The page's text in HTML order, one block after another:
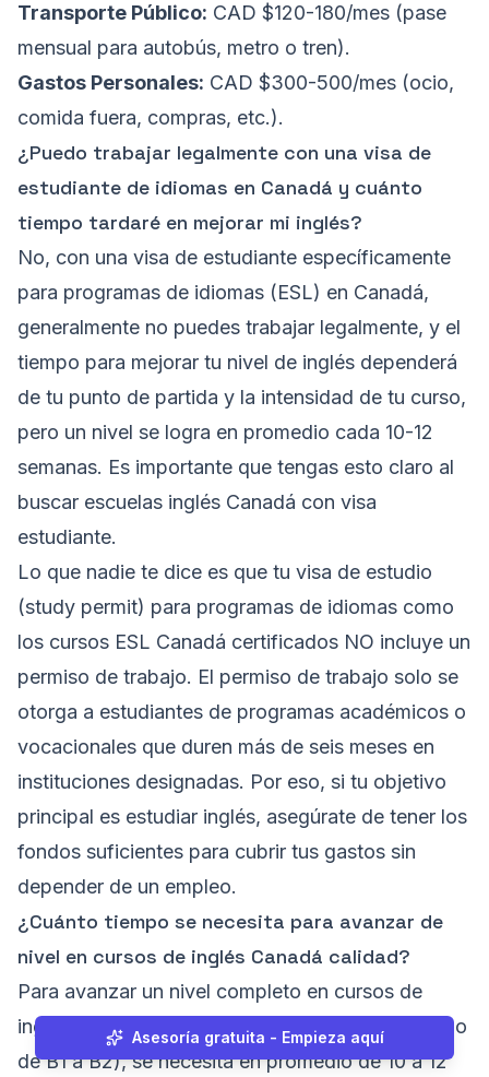
Transporte Público: CAD $120-180/mes (pase
mensual para autobús, metro o tren).
Gastos Personales: CAD $300-500/mes (ocio,
comida fuera, compras, etc.).
¿Puedo trabajar legalmente con una visa de
estudiante de idiomas en Canadá y cuánto
tiempo tardaré en mejorar mi inglés?
No, con una visa de estudiante específicamente
para programas de idiomas (ESL) en Canadá,
generalmente no puedes trabajar legalmente, y el
tiempo para mejorar tu nivel de inglés dependerá
de tu punto de partida y la intensidad de tu curso,
pero un nivel se logra en promedio cada 10-12
semanas. Es importante que tengas esto claro al
buscar escuelas inglés Canadá con visa
estudiante.
Lo que nadie te dice es que tu visa de estudio
(study permit) para programas de idiomas como
los cursos ESL Canadá certificados NO incluye un
permiso de trabajo. El permiso de trabajo solo se
otorga a estudiantes de programas académicos o
vocacionales que duren más de seis meses en
instituciones designadas. Por eso, si tu objetivo
principal es estudiar inglés, asegúrate de tener los
fondos suficientes para cubrir tus gastos sin
depender de un empleo.
¿Cuánto tiempo se necesita para avanzar de
nivel en cursos de inglés Canadá calidad?
Para avanzar un nivel completo en cursos de
inglés Canadá calidad (por ejemplo, de A1 a A2, o
de B1 a B2), se necesita en promedio de 10 a 12
Asesoría gratuita - Empieza aquí